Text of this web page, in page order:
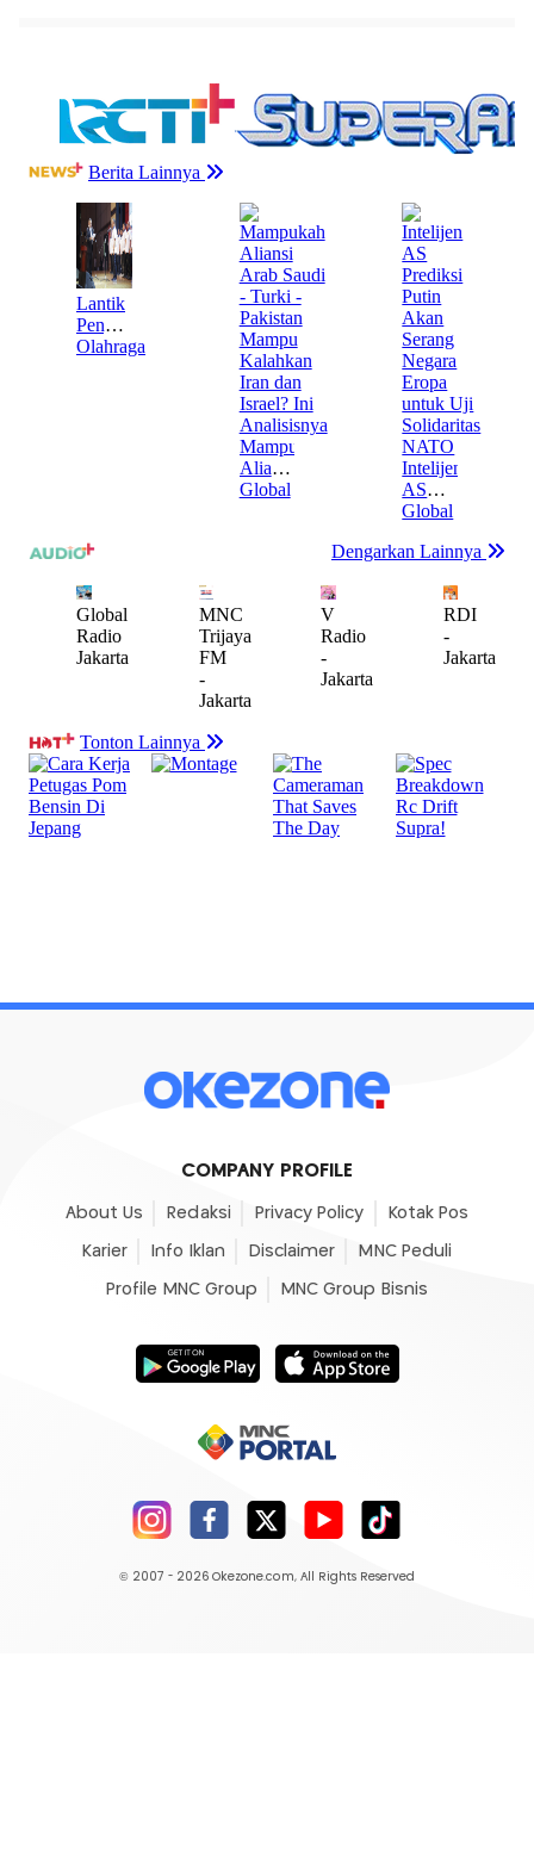
COMPANY PROFILE
About Us Redaksi Privacy Policy Kotak Pos
Karier Info Iklan Disclaimer MNC Peduli
Profile MNC Group MNC Group Bisnis
© 2007 - 2026 Okezone.com, All Rights Reserved